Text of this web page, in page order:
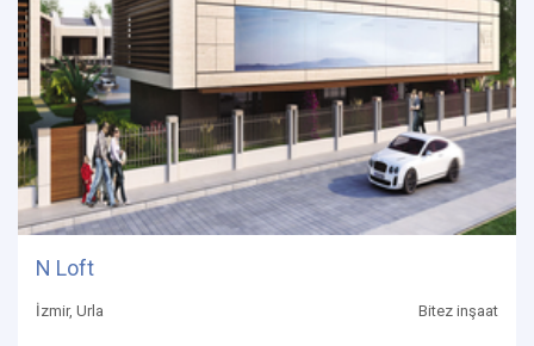
N Loft
İzmir, Urla Bitez inşaat